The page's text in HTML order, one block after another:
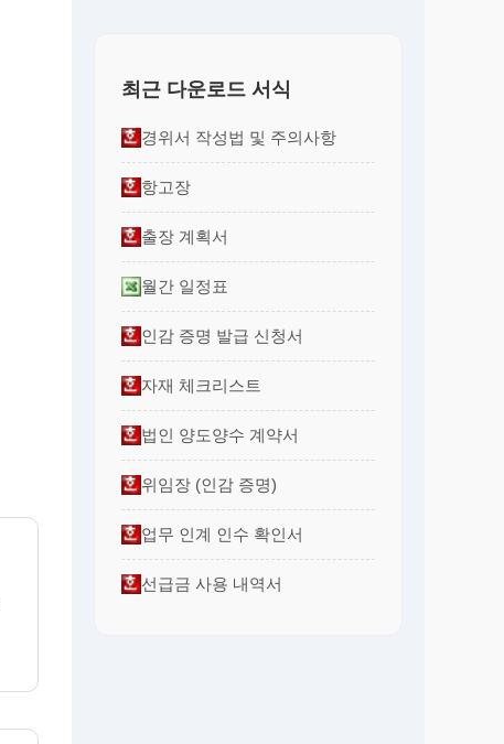
최근 다운로드 서식
경위서 작성법 및 주의사항
항고장
출장 계획서
월간 일정표
인감 증명 발급 신청서
자재 체크리스트
법인 양도양수 계약서
위임장 (인감 증명)
업무 인계 인수 확인서
선급금 사용 내역서